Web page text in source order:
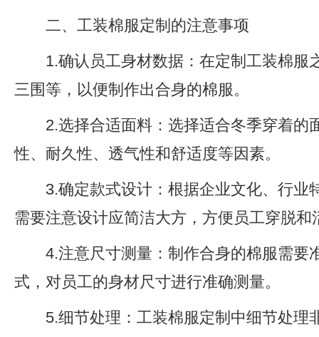
二、工装棉服定制的注意事项
1.确认员工身材数据：在定制工装棉服
三围等，以便制作出合身的棉服。
2.选择合适面料：选择适合冬季穿着的
性、耐久性、透气性和舒适度等因素。
3.确定款式设计：根据企业文化、行业
需要注意设计应简洁大方，方便员工穿脱和
4.注意尺寸测量：制作合身的棉服需要
式，对员工的身材尺寸进行准确测量。
5.细节处理：工装棉服定制中细节处理